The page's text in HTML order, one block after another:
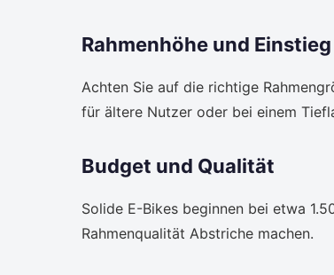
Rahmenhöhe und Einstieg
Achten Sie auf die richtige
für ältere Nutzer oder bei einem
Budget und Qualität
Solide E-Bikes beginnen bei etwa
Rahmenqualität Abstriche machen.